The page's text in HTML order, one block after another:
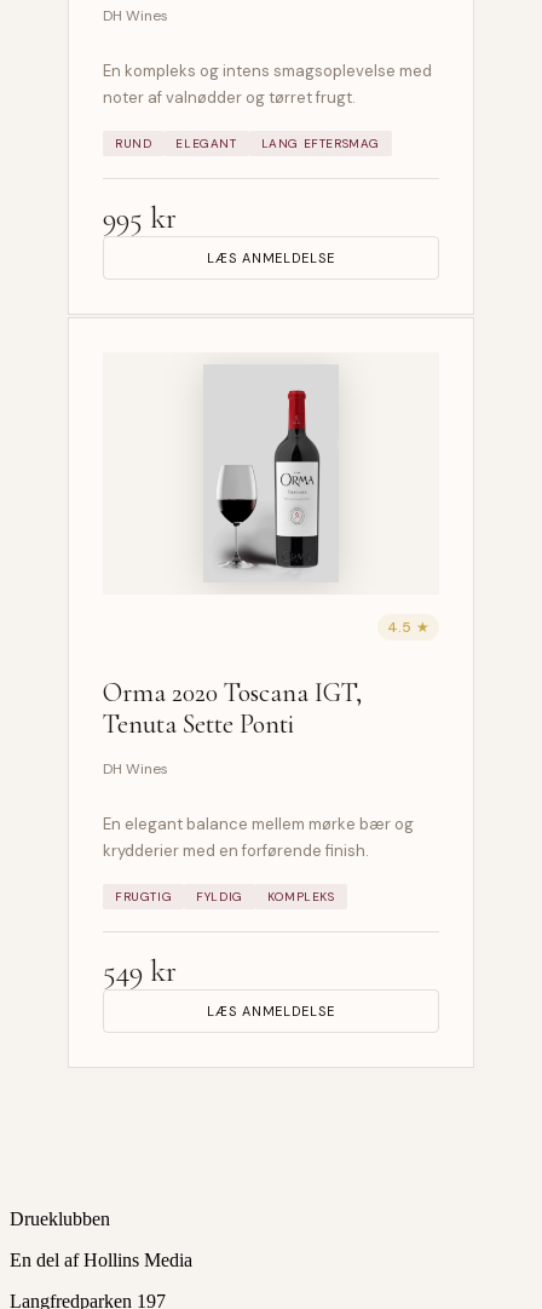
DH Wines
En kompleks og intens smagsoplevelse med
noter af valnødder og tørret frugt.
RUND ELEGANT LANG EFTERSMAG
995 kr
LÆS ANMELDELSE
4.5 ★
Orma 2020 Toscana IGT,
Tenuta Sette Ponti
DH Wines
En elegant balance mellem mørke bær og
krydderier med en forførende finish.
FRUGTIG FYLDIG KOMPLEKS
549 kr
LÆS ANMELDELSE
Drueklubben
En del af Hollins Media
Langfredparken 197